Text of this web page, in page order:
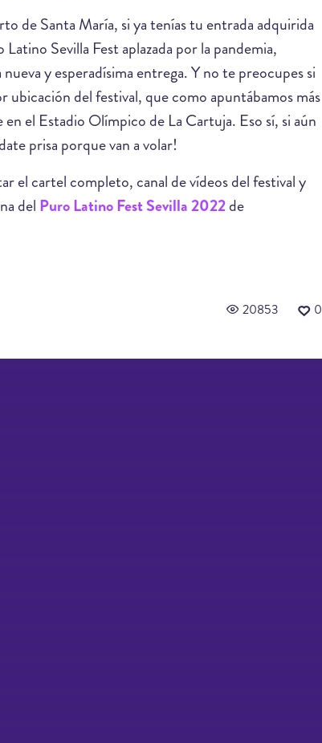
de Santa María, si ya tenías tu entrada adquirida
Sevilla Fest aplazada por la pandemia,
y esperadísima entrega. Y no te preocupes si
del festival, que como apuntábamos más
el Estadio Olímpico de La Cartuja. Eso sí, si aún
prisa porque van a volar!
el cartel completo, canal de vídeos del festival y
del Puro Latino Fest Sevilla 2022de
20853 0